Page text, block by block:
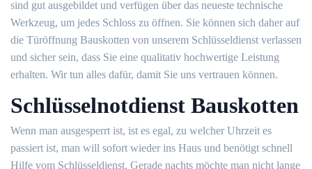
sind gut ausgebildet und verfügen über das neueste technische
Werkzeug, um jedes Schloss zu öffnen. Sie können sich daher auf
die Türöffnung Bauskotten von unserem Schlüsseldienst verlassen
und sicher sein, dass Sie eine qualitativ hochwertige Leistung
erhalten. Wir tun alles dafür, damit Sie uns vertrauen können.
Schlüsselnotdienst Bauskotten
Wenn man ausgesperrt ist, ist es egal, zu welcher Uhrzeit es
passiert ist, man will sofort wieder ins Haus und benötigt schnell
Hilfe vom Schlüsseldienst. Gerade nachts möchte man nicht lange